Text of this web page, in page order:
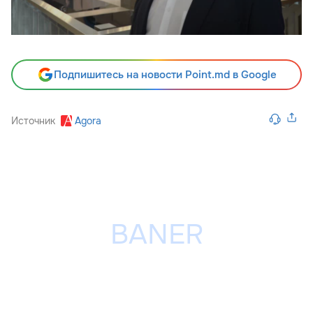
Подпишитесь на новости Point.md в Google
Источник Agora